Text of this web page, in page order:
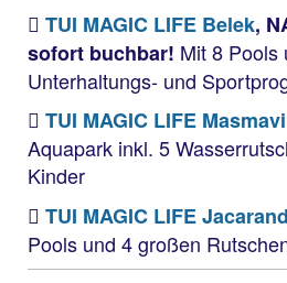
TUI MAGIC LIFE Belek,
sofort buchbar! Mit 8 Pools
Unterhaltungs- und
TUI MAGIC LIFE Masmavi
Aquapark inkl. 5
Kinder
TUI MAGIC LIFE
Pools und 4 großen